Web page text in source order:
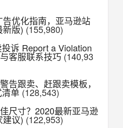
优化指南，亚马逊站
新版)(155,980)
诉 Report a Violation
客服联系技巧 (140,93
告跟卖、赶跟卖模板，
单(128,543)
尺寸？2020最新亚马逊
建议) (122,953)